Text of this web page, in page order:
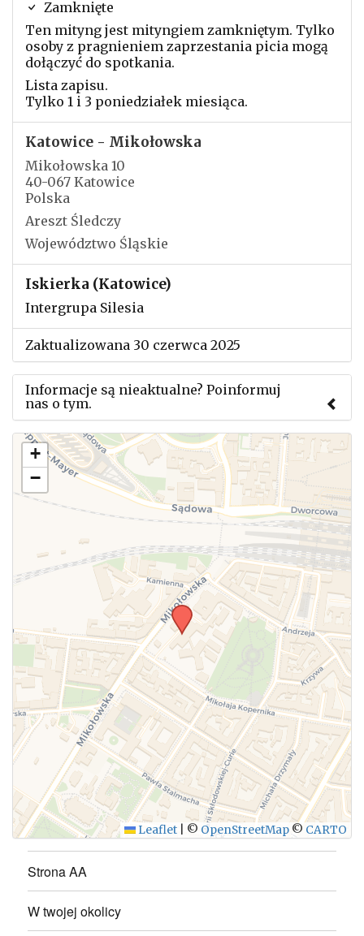
Zamknięte
Ten mityng jest mityngiem zamkniętym. Tylko
osoby z pragnieniem zaprzestania picia mogą
dołączyć do spotkania.
Lista zapisu.
Tylko 1 i 3 poniedziałek miesiąca.
Katowice - Mikołowska
Mikołowska 10
40-067 Katowice
Polska
Areszt Śledczy
Województwo Śląskie
Iskierka (Katowice)
Intergrupa Silesia
Zaktualizowana 30 czerwca 2025
Informacje są nieaktualne? Poinformuj
nas o tym.
Użyj tego formularza aby przesłać informację o
zmianach w powyższym mityngu.
WYŚLIJ
+
−
Leaflet © OpenStreetMap © CARTO
Strona AA
W twojej okolicy